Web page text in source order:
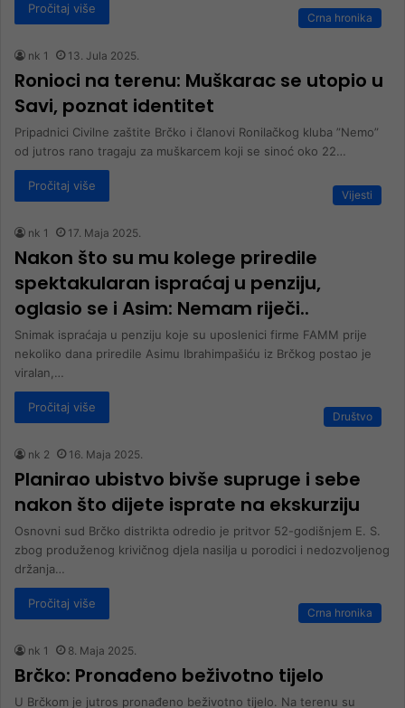
Pročitaj više
Crna hronika
nk 1 13. Jula 2025.
Ronioci na terenu: Muškarac se utopio u
Savi, poznat identitet
Pripadnici Civilne zaštite Brčko i članovi Ronilačkog kluba ”Nemo”
od jutros rano tragaju za muškarcem koji se sinoć oko 22…
Pročitaj više
Vijesti
nk 1 17. Maja 2025.
Nakon što su mu kolege priredile
spektakularan ispraćaj u penziju,
oglasio se i Asim: Nemam riječi..
Snimak ispraćaja u penziju koje su uposlenici firme FAMM prije
nekoliko dana priredile Asimu Ibrahimpašiću iz Brčkog postao je
viralan,…
Pročitaj više
Društvo
nk 2 16. Maja 2025.
Planirao ubistvo bivše supruge i sebe
nakon što dijete isprate na ekskurziju
Osnovni sud Brčko distrikta odredio je pritvor 52-godišnjem E. S.
zbog produženog krivičnog djela nasilja u porodici i nedozvoljenog
držanja…
Pročitaj više
Crna hronika
nk 1 8. Maja 2025.
Brčko: Pronađeno beživotno tijelo
U Brčkom je jutros pronađeno beživotno tijelo. Na terenu su